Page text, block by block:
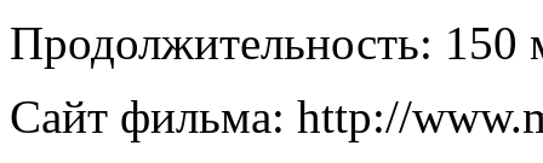
Продолжительность: 150
Сайт фильма: http://